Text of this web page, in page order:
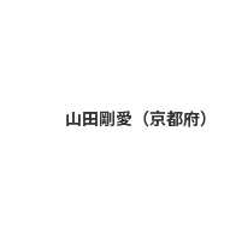
山田剛愛（京都府）